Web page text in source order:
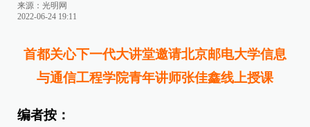
来源： 光明网
2022-06-24 19:11
首都关心下一代大讲堂邀请北京邮电大学信息
与通信工程学院青年讲师张佳鑫线上授课
编者按：